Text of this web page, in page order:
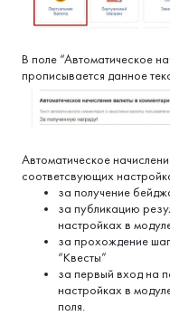
В поле “Автоматическое
прописывается данное
Автоматическое
соответсвующих
за получение
за публикацию
настройках в
за прохождение
“Квесты”
за первый вход на
настройках в
поля.